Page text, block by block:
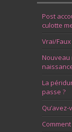
Post
culotte
Vrai/
Nouveau
La
passe ?